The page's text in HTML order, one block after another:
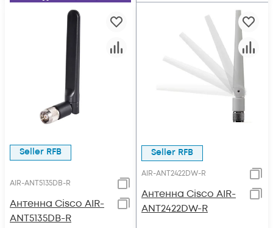
Seller RFB
AIR-ANT5135DB-R
Антенна Cisco AIR-
ANT5135DB-R
Seller RFB
AIR-ANT2422DW-R
Антенна Cisco AIR-
ANT2422DW-R